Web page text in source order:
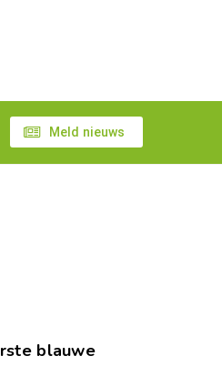
Meld nieuws
blauwe